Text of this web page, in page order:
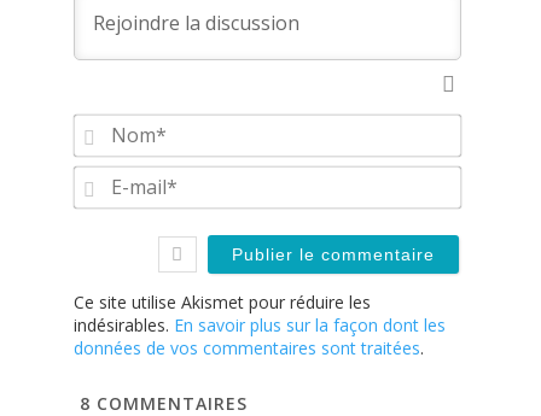
Nom*
E-
Ce site utilise Akismet pour réduire les
indésirables. En savoir plus sur la façon dont les
données de vos commentaires sont traitées.
8 COMMENTAIRES